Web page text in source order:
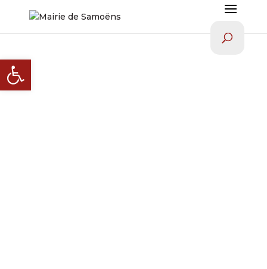
Ouvrir la barre d’outils